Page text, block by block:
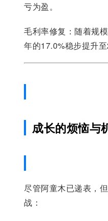
亏为盈。
毛利率修复：随着规
年的17.0%稳步提升
成长的烦恼与
尽管阿童木已递表，
战：